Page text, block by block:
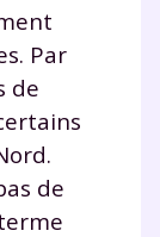
Par
de
de